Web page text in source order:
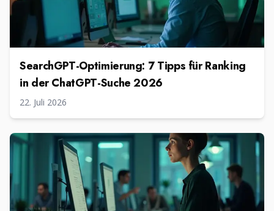
SearchGPT-Optimierung: 7 Tipps für Ranking
in der ChatGPT-Suche 2026
22. Juli 2026